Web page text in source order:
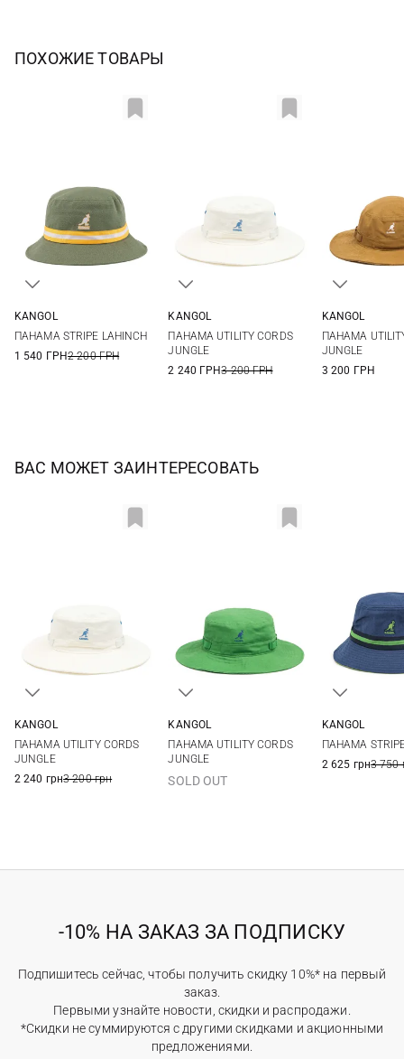
ПОХОЖИЕ ТОВАРЫ
KANGOL
ПАНАМА STRIPE LAHINCH
1 540 ГРН2 200 ГРН
KANGOL
ПАНАМА UTILITY CORDS
JUNGLE
2 240 ГРН3 200 ГРН
KANGOL
ПАНАМА
JUNGLE
3 200 ГРН
ВАС МОЖЕТ ЗАИНТЕРЕСОВАТЬ
KANGOL
ПАНАМА UTILITY CORDS
JUNGLE
2 240 грн3 200 грн
KANGOL
ПАНАМА UTILITY CORDS
JUNGLE
SOLD OUT
KANGOL
ПАНАМА
2 625 грн3 750
-10% НА ЗАКАЗ ЗА ПОДПИСКУ
Подпишитесь сейчас, чтобы получить скидку 10%* на первый
заказ.
Первыми узнайте новости, скидки и распродажи.
*Скидки не суммируются с другими скидками и акционными
предложениями.